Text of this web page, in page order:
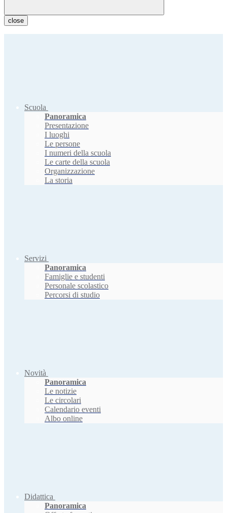
close
Scuola
Panoramica
Presentazione
I luoghi
Le persone
I numeri della scuola
Le carte della scuola
Organizzazione
La storia
Servizi
Panoramica
Famiglie e studenti
Personale scolastico
Percorsi di studio
Novità
Panoramica
Le notizie
Le circolari
Calendario eventi
Albo online
Didattica
Panoramica